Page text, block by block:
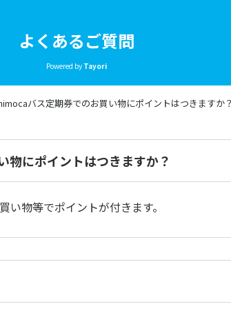
よくあるご質問
Powered by Tayori
バス定期券でのお買い物にポイントはつきますか？
にポイントはつきますか？
物等でポイントが付きます。